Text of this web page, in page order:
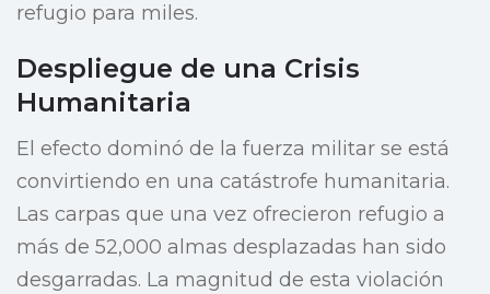
refugio para miles.
Despliegue de una Crisis
Humanitaria
El efecto dominó de la fuerza militar se está
convirtiendo en una catástrofe humanitaria.
Las carpas que una vez ofrecieron refugio a
más de 52,000 almas desplazadas han sido
desgarradas. La magnitud de esta violación